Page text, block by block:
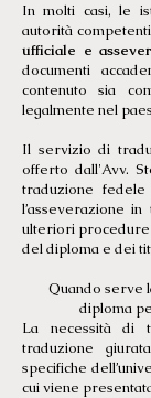
In molti casi, le
autorità
ufficiale e
documenti
contenuto sia
legalmente nel
Il servizio di
offerto dall'Avv.
traduzione fedele
l’asseverazione
ulteriori procedure
del diploma e dei
Quando serve
diploma
La necessità di
traduzione
specifiche
cui viene